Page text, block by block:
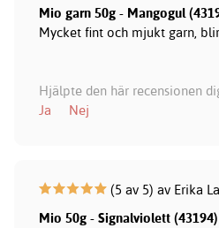
Mio garn 50g - Mangogul
Mycket fint och mjukt garn,
Hjälpte den här recensionen
Ja
Nej
(5 av 5) av Erika
Mio 50g - Signalviolett (43194)